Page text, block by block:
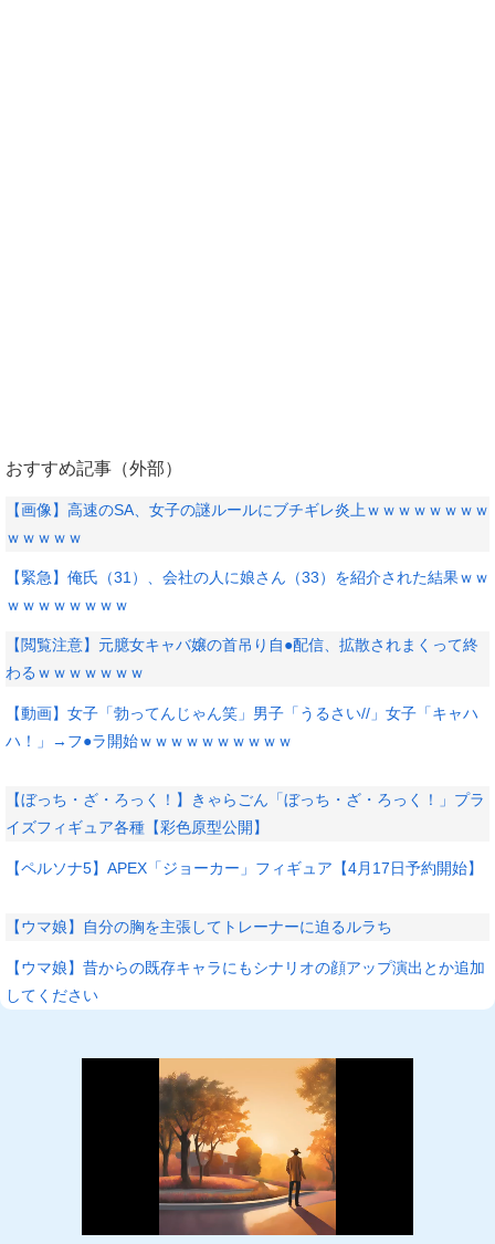
おすすめ記事（外部）
【画像】高速のSA、女子の謎ルールにブチギレ炎上ｗｗｗｗｗｗｗｗ
ｗｗｗｗｗ
【緊急】俺氏（31）、会社の人に娘さん（33）を紹介された結果ｗｗ
ｗｗｗｗｗｗｗｗ
【閲覧注意】元臆女キャバ嬢の首吊り自●配信、拡散されまくって終
わるｗｗｗｗｗｗｗ
【動画】女子「勃ってんじゃん笑」男子「うるさい//」女子「キャハ
ハ！」→フ●ラ開始ｗｗｗｗｗｗｗｗｗｗ
【ぼっち・ざ・ろっく！】きゃらごん「ぼっち・ざ・ろっく！」プラ
イズフィギュア各種【彩色原型公開】
【ペルソナ5】APEX「ジョーカー」フィギュア【4月17日予約開始】
【ウマ娘】自分の胸を主張してトレーナーに迫るルラち
【ウマ娘】昔からの既存キャラにもシナリオの顔アップ演出とか追加
してください